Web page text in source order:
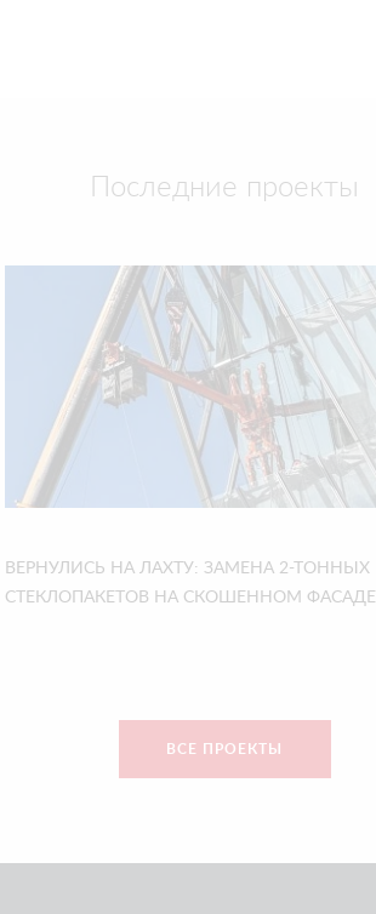
Последние проекты
ВЕРНУЛИСЬ НА ЛАХТУ: ЗАМЕНА 2-ТОННЫХ
СТЕКЛОПАКЕТОВ НА СКОШЕННОМ ФАСАДЕ
ВСЕ ПРОЕКТЫ